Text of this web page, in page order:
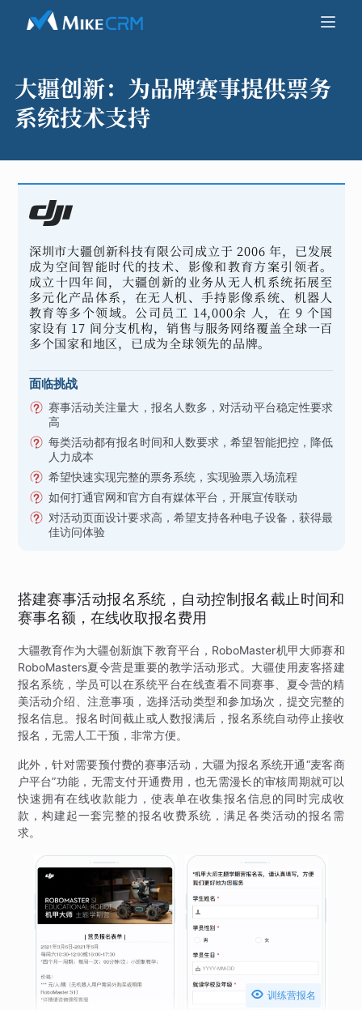
大疆创新： 为品牌赛事提供票务
系统技术支持
深圳市大疆创新科技有限公司成立于 2006 年，已发展
成为空间智能时代的技术、影像和教育方案引领者。
成立十四年间，大疆创新的业务从无人机系统拓展至
多元化产品体系，在无人机、手持影像系统、机器人
教育等多个领域。公司员工 14,000余 人，在 9 个国
家设有 17 间分支机构，销售与服务网络覆盖全球一百
多个国家和地区，已成为全球领先的品牌。
面临挑战
赛事活动关注量大，报名人数多，对活动平台稳定性要求
高
每类活动都有报名时间和人数要求，希望智能把控，降低
人力成本
希望快速实现完整的票务系统，实现验票入场流程
如何打通官网和官方自有媒体平台，开展宣传联动
对活动页面设计要求高，希望支持各种电子设备，获得最
佳访问体验
搭建赛事活动报名系统，自动控制报名截止时间和
赛事名额，在线收取报名费用
大疆教育作为大疆创新旗下教育平台，RoboMaster机甲大师赛和
RoboMasters夏令营是重要的教学活动形式。大疆使用麦客搭建
报名系统，学员可以在系统平台在线查看不同赛事、夏令营的精
美活动介绍、注意事项，选择活动类型和参加场次，提交完整的
报名信息。报名时间截止或人数报满后，报名系统自动停止接收
报名，无需人工干预，非常方便。
此外，针对需要预付费的赛事活动，大疆为报名系统开通“麦客商
户平台”功能，无需支付开通费用，也无需漫长的审核周期就可以
快速拥有在线收款能力，使表单在收集报名信息的同时完成收
款，构建起一套完整的报名收费系统，满足各类活动的报名需
求。
 训练营报名